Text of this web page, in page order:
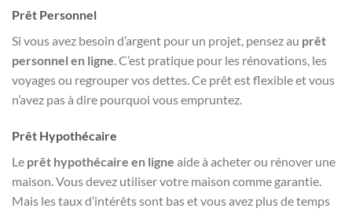
Prêt Personnel
Si vous avez besoin d’argent pour un projet, pensez au prêt
personnel en ligne. C’est pratique pour les rénovations, les
voyages ou regrouper vos dettes. Ce prêt est flexible et vous
n’avez pas à dire pourquoi vous empruntez.
Prêt Hypothécaire
Le prêt hypothécaire en ligne aide à acheter ou rénover une
maison. Vous devez utiliser votre maison comme garantie.
Mais les taux d’intérêts sont bas et vous avez plus de temps